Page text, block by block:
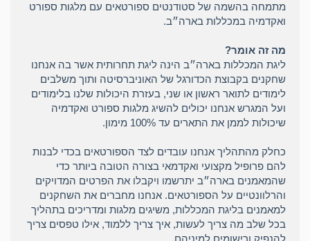
מתמחה בהשמה של סטודנטים ספורטאים עם מלגות ספורט
ואקדמיה במכללות בארה״ב.
מה זה אומר?
ליגת המכללות בארה״ב הינה ליגת תחרותית אשר בה אנחנו
שחקנים בקבוצת הכדורגל של האוניברסיטה ותוך משלבים
לימודים לתואר ראשון או שני, בעזרת היכולות שלנו בלימודים
ועל המגרש אנחנו יכולים להשיג מלגות ספורט ואקדמיה
שיכולות לממן את התארים עד 100% מימון.
כחלק מהתהליך אנחנו עובדים לצד הספורטאים בכדי לבנות
להם פרופיל מקצועי ואקדמאי בצורה הטובה ביותר כדי
שהמאמנים בארה״ב יתרשמו ויקבלו את הפרטים המדויקים
והרלוונטיים על הספורטאים. אנחנו מחברים את השחקנים
למאמנים בליגת המכללות, משיגים מלגות ומדריכים בתהליך
בכל שלב מה צריך לעשות, איך צריך ללמוד, אילו טפסים צריך
להנפיק ורישומים למיניהם.